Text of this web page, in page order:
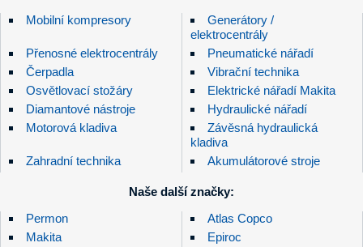
Mobilní kompresory
Generátory /
elektrocentrály
Přenosné elektrocentrály
Pneumatické nářadí
Čerpadla
Vibrační technika
Osvětlovací stožáry
Elektrické nářadí Makita
Diamantové nástroje
Hydraulické nářadí
Motorová kladiva
Závěsná hydraulická
kladiva
Zahradní technika
Akumulátorové stroje
Naše další značky:
Permon
Atlas Copco
Makita
Epiroc